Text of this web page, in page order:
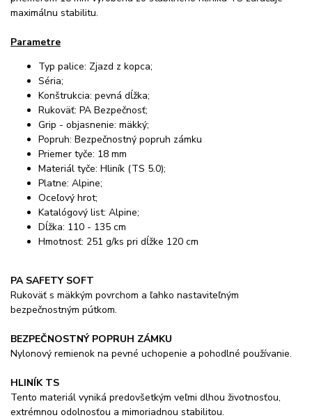
maximálnu stabilitu.
Parametre
Typ palice: Zjazd z kopca;
Séria;
Konštrukcia: pevná dĺžka;
Rukoväť: PA Bezpečnosť;
Grip - objasnenie: mäkký;
Popruh: Bezpečnostný popruh zámku
Priemer tyče: 18 mm
Materiál tyče: Hliník (TS 5.0);
Platne: Alpine;
Oceľový hrot;
Katalógový list: Alpine;
Dĺžka: 110 - 135 cm
Hmotnosť: 251 g/ks pri dĺžke 120 cm
PA SAFETY SOFT
Rukoväť s mäkkým povrchom a ľahko nastaviteľným
bezpečnostným pútkom.
BEZPEČNOSTNÝ POPRUH ZÁMKU
Nylonový remienok na pevné uchopenie a pohodlné používanie.
HLINÍK TS
Tento materiál vyniká predovšetkým veľmi dlhou životnosťou,
extrémnou odolnosťou a mimoriadnou stabilitou.